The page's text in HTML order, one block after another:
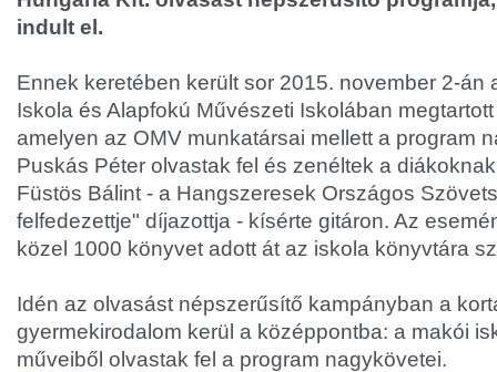
indult el.
Ennek keretében került sor 2015. november 2-án
Iskola és Alapfokú Művészeti Iskolában
amelyen az OMV munkatársai mellett a program
Puskás Péter olvastak fel és zenéltek a
Füstös Bálint - a Hangszeresek Országos
felfedezettje" díjazottja - kísérte gitáron. Az
közel 1000 könyvet adott át az iskola könyvtára
Idén az olvasást népszerűsítő kampányban a
gyermekirodalom kerül a középpontba: a makói
műveiből olvastak fel a program nagykövetei.